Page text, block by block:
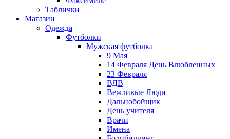
Таблички
Магазин
Одежда
Футболки
Мужская футболка
9 Мая
14 Февраля День Влюбленных
23 Февраля
ВДВ
Вежливые Люди
Дальнобойщик
День учителя
Врачи
Имена